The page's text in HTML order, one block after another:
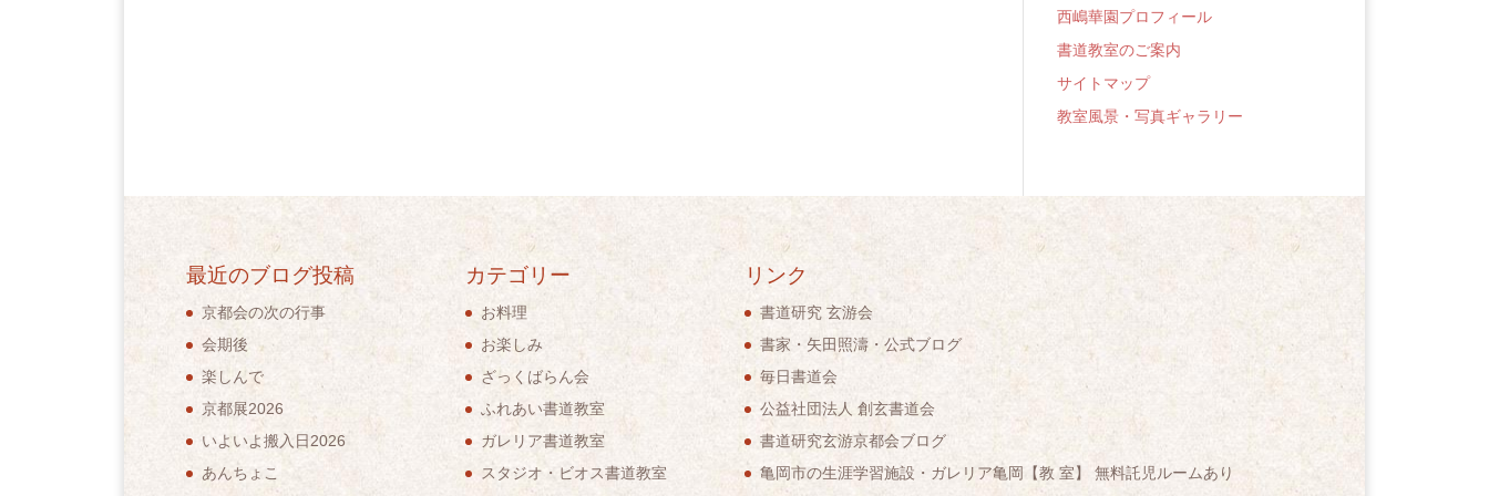
西嶋華園プロフィール
書道教室のご案内
サイトマップ
教室風景・写真ギャラリー
最近のブログ投稿
京都会の次の行事
会期後
楽しんで
京都展2026
いよいよ搬入日2026
あんちょこ
カテゴリー
お料理
お楽しみ
ざっくばらん会
ふれあい書道教室
ガレリア書道教室
スタジオ・ビオス書道教室
リンク
書道研究 玄游会
書家・矢田照濤・公式ブログ
毎日書道会
公益社団法人 創玄書道会
書道研究玄游京都会ブログ
亀岡市の生涯学習施設・ガレリア亀岡【教 室】 無料託児ルームあり